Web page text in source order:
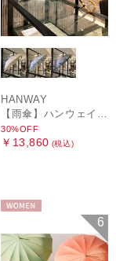
HANWAY
【雨傘】ハンウェイ (HANWAY) Lily CJ（リリー・シー・ジェー） 日本製 親骨：51～55cm
30%OFF
￥13,860 (税込)
6